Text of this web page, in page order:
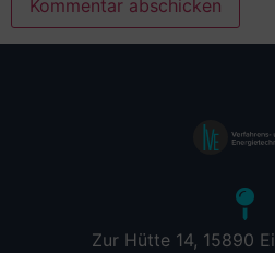
Zur Hütte 14, 15890